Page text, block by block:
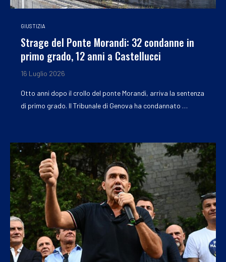
GIUSTIZIA
Strage del Ponte Morandi: 32 condanne in
primo grado, 12 anni a Castellucci
16 Luglio 2026
Otto anni dopo il crollo del ponte Morandi, arriva la sentenza
di primo grado. Il Tribunale di Genova ha condannato …